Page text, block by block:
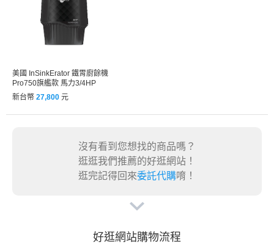
美國 InSinkErator 鐵胃廚餘機
Pro750旗艦款 馬力3/4HP
新台幣 27,800 元
沒有看到您想找的商品嗎？
逛逛我們推薦的好逛網站！
逛完記得回來委託代購唷！
好逛網站購物流程